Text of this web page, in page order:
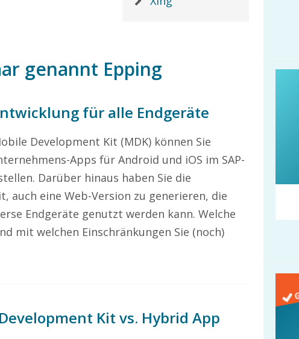
genannt Epping
für alle Endgeräte
Development Kit (MDK) können Sie
Apps für Android und iOS im SAP-
Darüber hinaus haben Sie die
auch eine Web-Version zu generieren, die
Endgeräte genutzt werden kann. Welche
mit welchen Einschränkungen Sie (noch)
Kit vs. Hybrid App